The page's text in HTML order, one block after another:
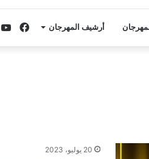
أرشيف المهرجان
20 يوليو، 2023